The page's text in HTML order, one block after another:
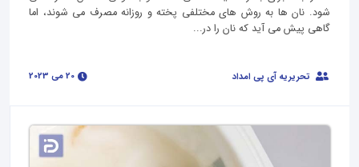
شود. نان ها به روش های مختلفی پخته و روزانه مصرف می شوند، اما
گاهی پیش می آید که نان را در...
تحریریه آی پی امداد